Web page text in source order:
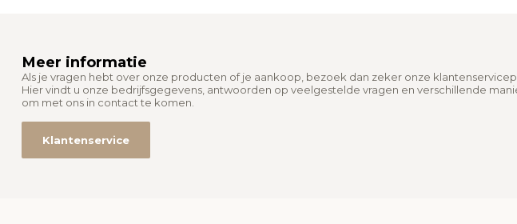
Meer informatie
Als je vragen hebt over onze producten of je aankoop, bezoek dan zeker onze
Hier vindt u onze bedrijfsgegevens, antwoorden op veelgestelde vragen en verschillende
om met ons in contact te komen.
Klantenservice